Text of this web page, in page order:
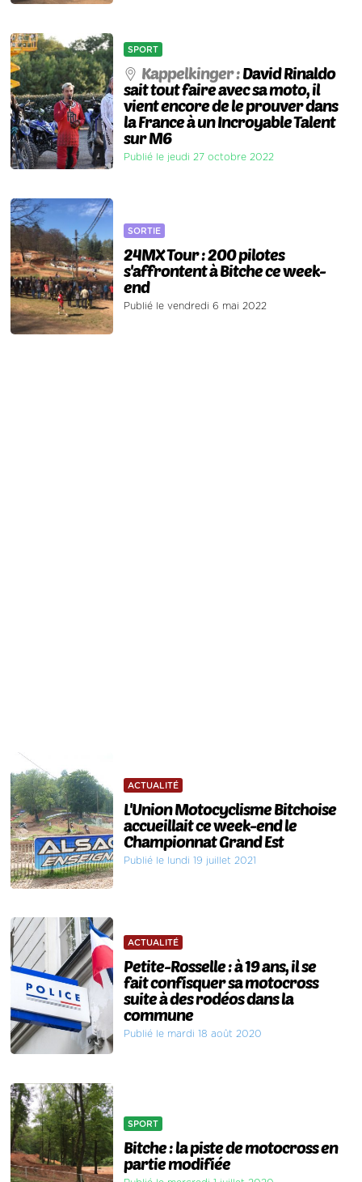
SPORT
Kappelkinger :David Rinaldo
sait tout faire avec sa moto, il
vient encore de le prouver dans
la France à un Incroyable Talent
sur M6
Publié le jeudi 27 octobre 2022
SORTIE
24MX Tour : 200 pilotes
s'affrontent à Bitche ce week-
end
Publié le vendredi 6 mai 2022
ACTUALITÉ
L'Union Motocyclisme Bitchoise
accueillait ce week-end le
Championnat Grand Est
Publié le lundi 19 juillet 2021
ACTUALITÉ
Petite-Rosselle : à 19 ans, il se
fait confisquer sa motocross
suite à des rodéos dans la
commune
Publié le mardi 18 août 2020
SPORT
Bitche : la piste de motocross en
partie modifiée